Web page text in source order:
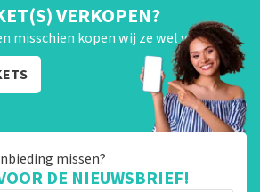
VERKOPEN?
misschien kopen wij ze wel van je!
missen?
DE NIEUWSBRIEF!